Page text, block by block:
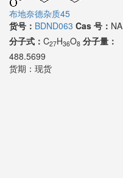
布地奈德杂质45
货号： BDND063 Cas 号： NA
分子式： C27H36O8 分子量：
488.5699
货期： 现货